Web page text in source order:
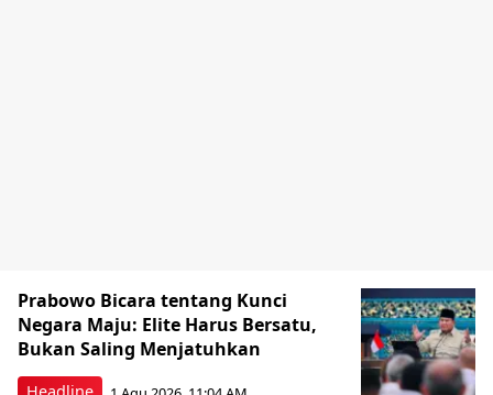
Prabowo Bicara tentang Kunci
Negara Maju: Elite Harus Bersatu,
Bukan Saling Menjatuhkan